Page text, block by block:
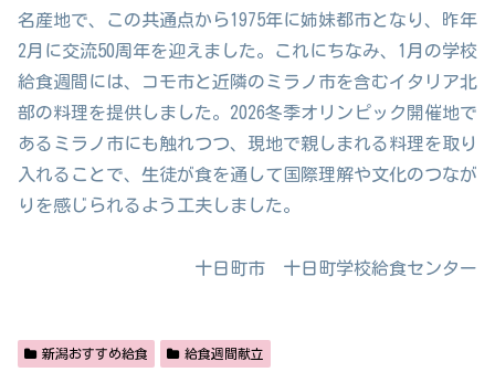
名産地で、この共通点から1975年に姉妹都市となり、昨年
2月に交流50周年を迎えました。これにちなみ、1月の学校
給食週間には、コモ市と近隣のミラノ市を含むイタリア北
部の料理を提供しました。2026冬季オリンピック開催地で
あるミラノ市にも触れつつ、現地で親しまれる料理を取り
入れることで、生徒が食を通して国際理解や文化のつなが
りを感じられるよう工夫しました。
十日町市 十日町学校給食センター
新潟おすすめ給食 給食週間献立